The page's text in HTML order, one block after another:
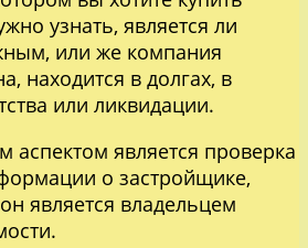
узнать, является ли
или же компания
находится в долгах, в
или ликвидации.
является проверка
о застройщике,
является владельцем